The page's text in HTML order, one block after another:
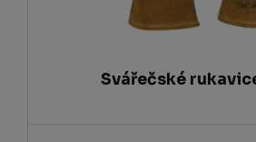
Svářečské